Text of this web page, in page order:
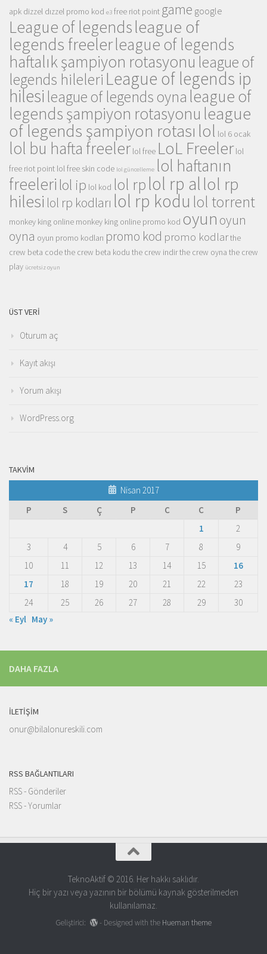
apk dizzel dızzel promo kod e3 free riot point game google
League of legendsleague of
legends freelerleague of legends
haftalık şampiyon rotasyonu league of
legends hileleri League of legends ip
hilesi league of legends oyna league of
legends şampiyon rotasyonu league
of legends şampiyon rotası lol lol 6 ocak
lol bu hafta freeler lol free LoL Freeler lol
free riot point lol free skin code lol güncelleme lol haftanın
freeleri lol ip lol kod lol rplol rp allol rp
hilesi lol rp kodları lol rp kodu lol torrent
monkey king online monkey king online promo kod oyun oyun
oyna oyun promo kodları promo kod promo kodlarthe
crew beta codethe crew beta kodu the crew indirthe crew oyna the crew
play ücretsiz oyun
ÜST VERI
Oturum aç
Kayıt akışı
Yorum akışı
WordPress.org
TAKVIM
Nisan 2017
P
S Ç P C C
P
1
2
3
4 5 6 7 8
9
10
11 12 13 14 15
16
17
18 19 20 21 22
23
24
25 26 27 28 29
30
« Eyl May »
DAHA FAZLA
İLETIŞIM
onur@bilalonureskili.com
RSS BAĞLANTILARI
RSS - Gönderiler
RSS - Yorumlar
TeknoAktif © 2016. Her hakkı saklıdır.
Hiç bir yazı veya yazının bir bölümü kaynak gösterilmeden
kullanılamaz.
Geliştirici: - Designed with the Hueman theme